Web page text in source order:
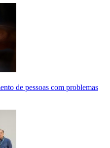
de pessoas com problemas